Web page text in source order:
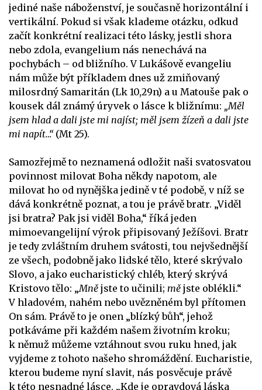
jediné naše náboženství, je současně horizontální i
vertikální. Pokud si však klademe otázku, odkud
začít konkrétní realizaci této lásky, jestli shora
nebo zdola, evangelium nás nenechává na
pochybách – od bližního. V Lukášově evangeliu
nám může být příkladem dnes už zmiňovaný
milosrdný Samaritán (Lk 10,29n) a u Matouše pak o
kousek dál známý úryvek o lásce k bližnímu: „Měl
jsem hlad a dali jste mi najíst; měl jsem žízeň a dali jste
mi napít…“(Mt 25).
Samozřejmě to neznamená odložit naši svatosvatou
povinnost milovat Boha někdy napotom, ale
milovat ho od nynějška jedině v té podobě, v níž se
dává konkrétně poznat, a tou je právě bratr. „Viděl
jsi bratra? Pak jsi viděl Boha,“ říká jeden
mimoevangelijní výrok připisovaný Ježíšovi. Bratr
je tedy zvláštním druhem svátosti, tou nejvšednější
ze všech, podobně jako lidské tělo, které skrývalo
Slovo, a jako eucharistický chléb, který skrývá
Kristovo tělo: „Mně jste to učinili; mě jste oblékli.“
V hladovém, nahém nebo uvězněném byl přítomen
On sám. Právě to je onen „blízký bůh“, jehož
potkáváme při každém našem životním kroku;
k němuž můžeme vztáhnout svou ruku hned, jak
vyjdeme z tohoto našeho shromáždění. Eucharistie,
kterou budeme nyní slavit, nás posvěcuje právě
k této nesnadné lásce. „Kde je opravdová láska